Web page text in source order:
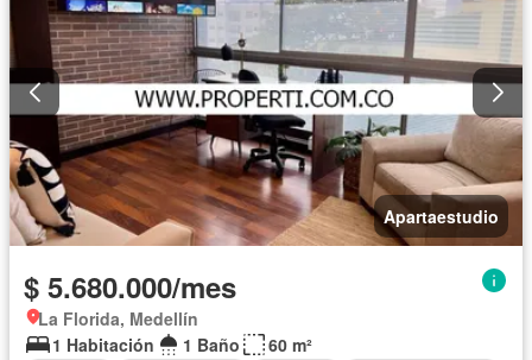
Apartaestudio
$ 5.680.000/mes
La Florida, Medellín
1 Habitación
1 Baño
60 m²